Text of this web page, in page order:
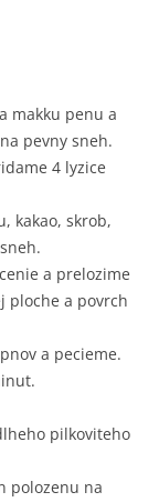
makku penu a
pevny sneh.
4 lyzice
kakao, skrob,
a prelozime
ploche a povrch
a pecieme.
pilkoviteho
polozenu na